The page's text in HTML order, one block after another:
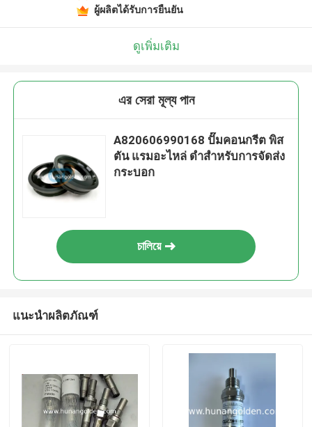
ผู้ผลิตได้รับการยืนยัน
ดูเพิ่มเติม
এর সেরা মূল্য পান
A820606990168 ปั๊มคอนกรีต พิส
ตัน แรมอะไหล่ ดําสําหรับการจัดส่ง
กระบอก
চালিয়ে
แนะนำผลิตภัณฑ์